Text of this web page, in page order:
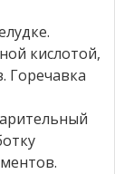
кислотой,
Горечавка